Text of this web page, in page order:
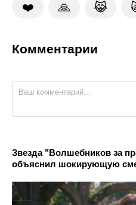
❤️ 🙏 😹
Комментарии
Звезда "Волшебников за
объяснил шокирующую